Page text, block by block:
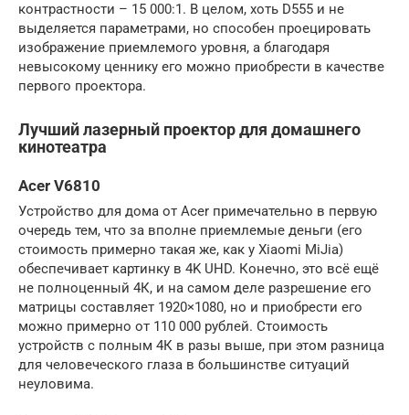
контрастности – 15 000:1. В целом, хоть D555 и не
выделяется параметрами, но способен проецировать
изображение приемлемого уровня, а благодаря
невысокому ценнику его можно приобрести в качестве
первого проектора.
Лучший лазерный проектор для домашнего
кинотеатра
Acer V6810
Устройство для дома от Acer примечательно в первую
очередь тем, что за вполне приемлемые деньги (его
стоимость примерно такая же, как у Xiaomi MiJia)
обеспечивает картинку в 4K UHD. Конечно, это всё ещё
не полноценный 4К, и на самом деле разрешение его
матрицы составляет 1920×1080, но и приобрести его
можно примерно от 110 000 рублей. Стоимость
устройств с полным 4К в разы выше, при этом разница
для человеческого глаза в большинстве ситуаций
неуловима.